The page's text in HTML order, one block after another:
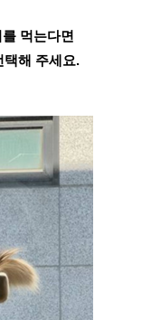
먹는다면
택해 주세요.